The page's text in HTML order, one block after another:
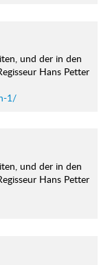
und der in den
Hans Petter
1/
und der in den
Hans Petter